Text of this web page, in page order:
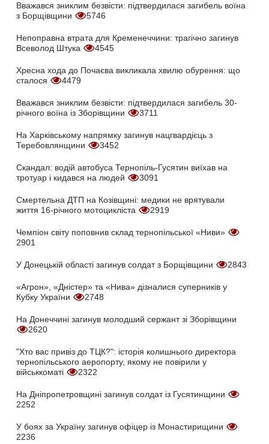
Вважався зниклим безвісти: підтвердилася загибель воїна
з Борщівщини
5746
Непоправна втрата для Кременеччини: трагічно загинув
Всеволод Штука
4545
Хресна хода до Почаєва викликала хвилю обурення: що
сталося
4479
Вважався зниклим безвісти: підтвердилася загибель 30-
річного воїна із Зборівщини
3711
На Харківському напрямку загинув нацгвардієць з
Теребовлянщини
3452
Скандал: водій автобуса Тернопіль-Гусятин виїхав на
тротуар і кидався на людей
3091
Смертельна ДТП на Козівщині: медики не врятували
життя 16-річного мотоцикліста
2919
Чемпіон світу поповнив склад тернопільської «Ниви»
2901
У Донецькій області загинув солдат з Борщівщини 2843
«Агрон», «Дністер» та «Нива» дізналися суперників у
Кубку України
2748
На Донеччині загинув молодший сержант зі Зборівщини
2620
"Хто вас привіз до ТЦК?": історія колишнього директора
тернопільського аеропорту, якому не повірили у
військкоматі
2322
На Дніпропетровщині загинув солдат із Гусятинщини
2252
У боях за Україну загинув офіцер із Монастирищини
2236